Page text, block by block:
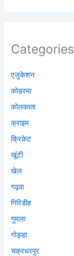
Categories
एजुकेशन
कोडरमा
कोलकाता
क्राइम
क्रिकेट
खूंटी
खेल
गढ़वा
गिरिडीह
गुमला
गोड्डा
चक्रधरपुर